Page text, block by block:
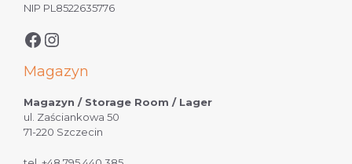
NIP PL8522635776
Magazyn
Magazyn / Storage Room / Lager
ul. Zaściankowa 50
71-220 Szczecin